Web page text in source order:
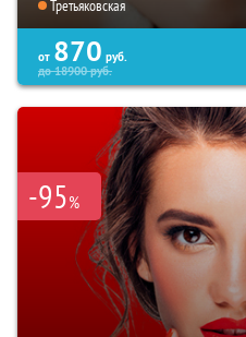
Третьяковская
от 870 руб.
до18900руб.
-95%